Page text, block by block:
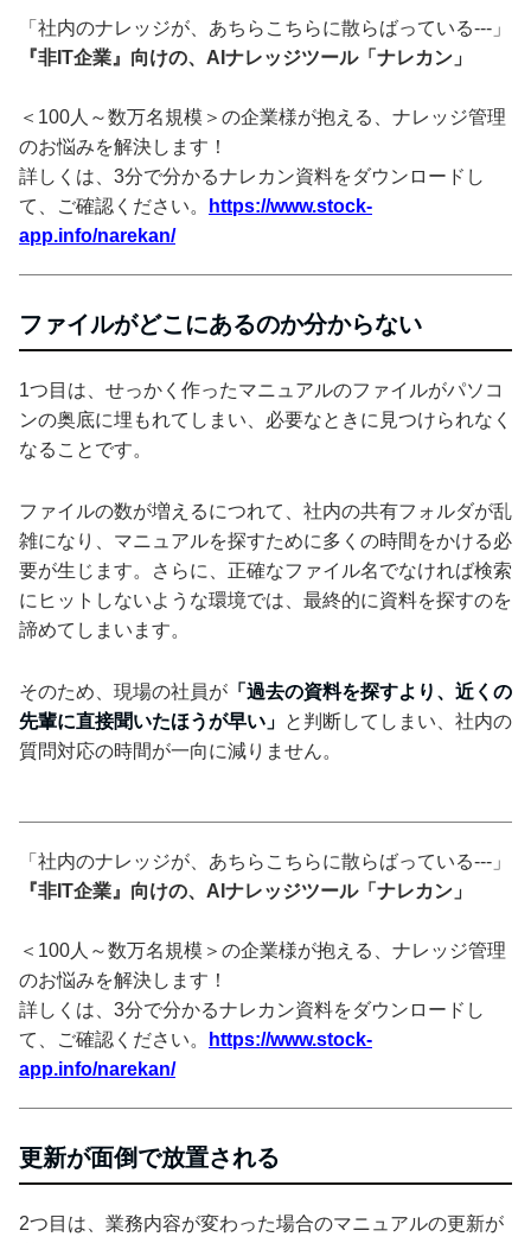
「社内のナレッジが、あちらこちらに散らばっている---」
『非IT企業』向けの、AIナレッジツール「ナレカン」
＜100人～数万名規模＞の企業様が抱える、ナレッジ管理
のお悩みを解決します！
詳しくは、3分で分かるナレカン資料をダウンロードし
て、ご確認ください。
https://www.stock-
app.info/narekan/
ファイルがどこにあるのか分からない
1つ目は、せっかく作ったマニュアルのファイルがパソコ
ンの奥底に埋もれてしまい、必要なときに見つけられなく
なることです。
ファイルの数が増えるにつれて、社内の共有フォルダが乱
雑になり、マニュアルを探すために多くの時間をかける必
要が生じます。さらに、正確なファイル名でなければ検索
にヒットしないような環境では、最終的に資料を探すのを
諦めてしまいます。
そのため、現場の社員が 「過去の資料を探すより、近くの
先輩に直接聞いたほうが早い」 と判断してしまい、社内の
質問対応の時間が一向に減りません。
「社内のナレッジが、あちらこちらに散らばっている---」
『非IT企業』向けの、AIナレッジツール「ナレカン」
＜100人～数万名規模＞の企業様が抱える、ナレッジ管理
のお悩みを解決します！
詳しくは、3分で分かるナレカン資料をダウンロードし
て、ご確認ください。
https://www.stock-
app.info/narekan/
更新が面倒で放置される
2つ目は、業務内容が変わった場合のマニュアルの更新が